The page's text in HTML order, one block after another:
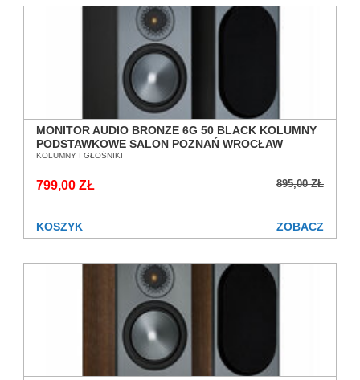
MONITOR AUDIO BRONZE 6G 50 BLACK KOLUMNY
PODSTAWKOWE SALON POZNAŃ WROCŁAW
KOLUMNY I GŁOŚNIKI
895,00 ZŁ
799,00 ZŁ
KOSZYK ZOBACZ